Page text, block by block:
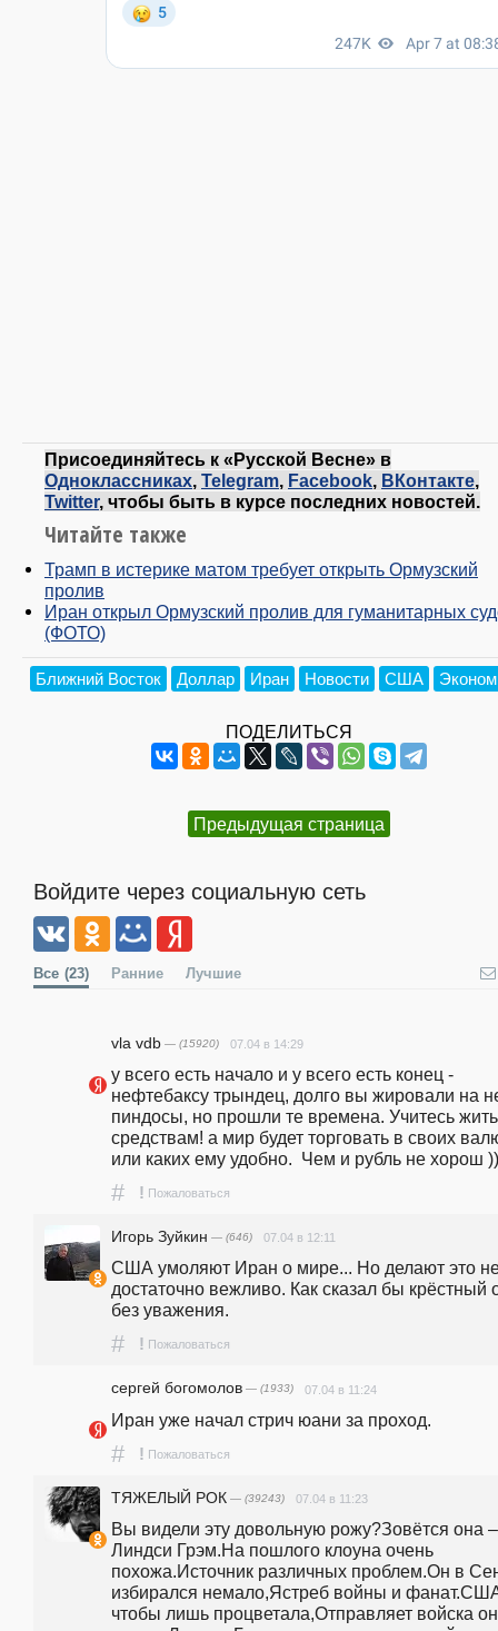
Присоединяйтесь к «Русской Весне» в
Одноклассниках, Telegram, Facebook, ВКонтакте,
Twitter, чтобы быть в курсе последних новостей.
Читайте также
Трамп в истерике матом требует открыть Ормузский
пролив
Иран открыл Ормузский пролив для гуманитарных
(ФОТО)
Ближний Восток Доллар Иран Новости США
ПОДЕЛИТЬСЯ
Предыдущая страница
Войдите через социальную сеть
Все (23) Ранние Лучшие
vla vdb — (15920) 07.04 в 14:29
у всего есть начало и у всего есть конец -
нефтебаксу трындец, долго вы жировали на
пиндосы, но прошли те времена. Учитесь
средствам! а мир будет торговать в своих
или каких ему удобно.  Чем и рубль не хорош ))
# ! Пожаловаться
Игорь Зуйкин — (646) 07.04 в 12:11
США умоляют Иран о мире... Но делают это
достаточно вежливо. Как сказал бы крёстный
без уважения.
# ! Пожаловаться
сергей богомолов — (1933) 07.04 в 11:24
Иран уже начал стрич юани за проход.
# ! Пожаловаться
ТЯЖЕЛЫЙ РОК — (39243) 07.04 в 11:23
Вы видели эту довольную рожу?Зовётся она –
Линдси Грэм.На пошлого клоуна очень
похожа.Источник различных проблем.Он в
избирался немало,Ястреб войны и
чтобы лишь процветала,Отправляет войска он